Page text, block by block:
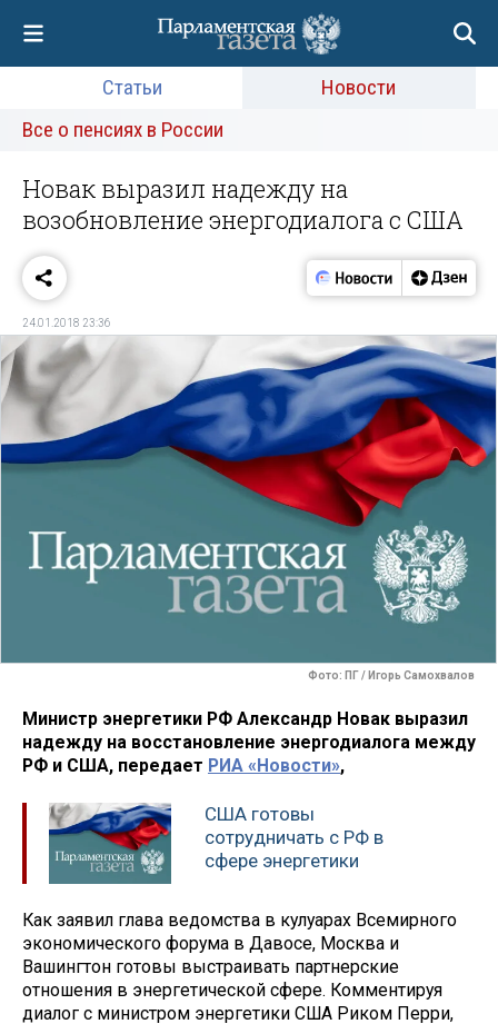
Статьи
Новости
Все о пенсиях в России
Новак выразил надежду на
возобновление энергодиалога с США
24.01.2018 23:36
Фото: ПГ / Игорь Самохвалов
Министр энергетики РФ Александр Новак выразил
надежду на восстановление энергодиалога между
РФ и США, передает РИА «Новости»,
США готовы
сотрудничать с РФ в
сфере энергетики
Как заявил глава ведомства в кулуарах Всемирного
экономического форума в Давосе, Москва и
Вашингтон готовы выстраивать партнерские
отношения в энергетической сфере. Комментируя
диалог с министром энергетики США Риком Перри,